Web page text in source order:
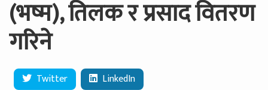
(भष्म), तिलक र प्रसाद वितरण
गरिने
Twitter LinkedIn